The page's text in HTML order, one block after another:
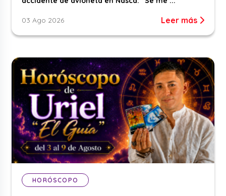
03 Ago 2026 Leer más
HORÓSCOPO